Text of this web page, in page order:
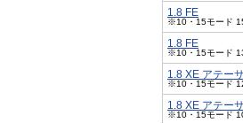
1.8 FE
※10・15モード
1.8 FE
※10・15モード
1.8 XE アテー
※10・15モード
1.8 XE アテー
※10・15モード